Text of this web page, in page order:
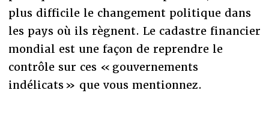
plus difficile le changement politique dans
les pays où ils règnent. Le cadastre financier
mondial est une façon de reprendre le
contrôle sur ces « gouvernements
indélicats » que vous mentionnez.